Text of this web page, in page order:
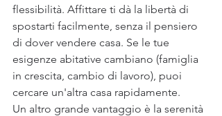
flessibilità. Affittare ti dà la libertà di
spostarti facilmente, senza il pensiero
di dover vendere casa. Se le tue
esigenze abitative cambiano (famiglia
in crescita, cambio di lavoro), puoi
cercare un'altra casa rapidamente.
Un altro grande vantaggio è la serenità